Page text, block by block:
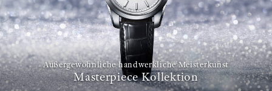
Außergewöhnliche handwerkliche Meisterkunst
Masterpiece Kollektion